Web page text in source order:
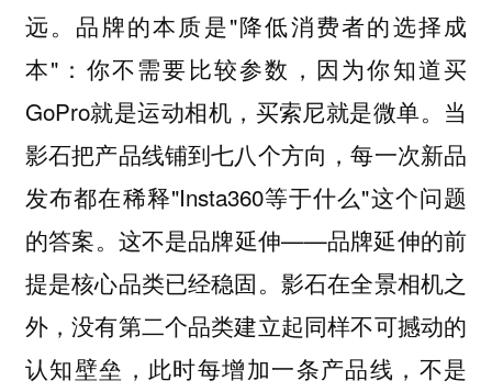
远。品牌的本质是"降低消费者的选择成
本"：你不需要比较参数，因为你知道买
GoPro就是运动相机，买索尼就是微单。当
影石把产品线铺到七八个方向，每一次新品
发布都在稀释"Insta360等于什么"这个问题
的答案。这不是品牌延伸——品牌延伸的前
提是核心品类已经稳固。影石在全景相机之
外，没有第二个品类建立起同样不可撼动的
认知壁垒，此时每增加一条产品线，不是